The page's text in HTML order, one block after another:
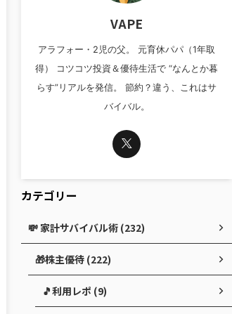
VAPE
アラフォー・2児の父。 元育休パパ（1年取
得） コツコツ投資＆優待生活で “なんとか暮
らす”リアルを発信。 節約？違う、これはサ
バイバル。
カテゴリー
💸 家計サバイバル術 (232)
🎁株主優待 (222)
🎵利用レポ (9)